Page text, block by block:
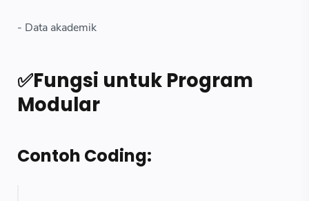
- Data akademik
✅Fungsi untuk Program
Modular
Contoh Coding: